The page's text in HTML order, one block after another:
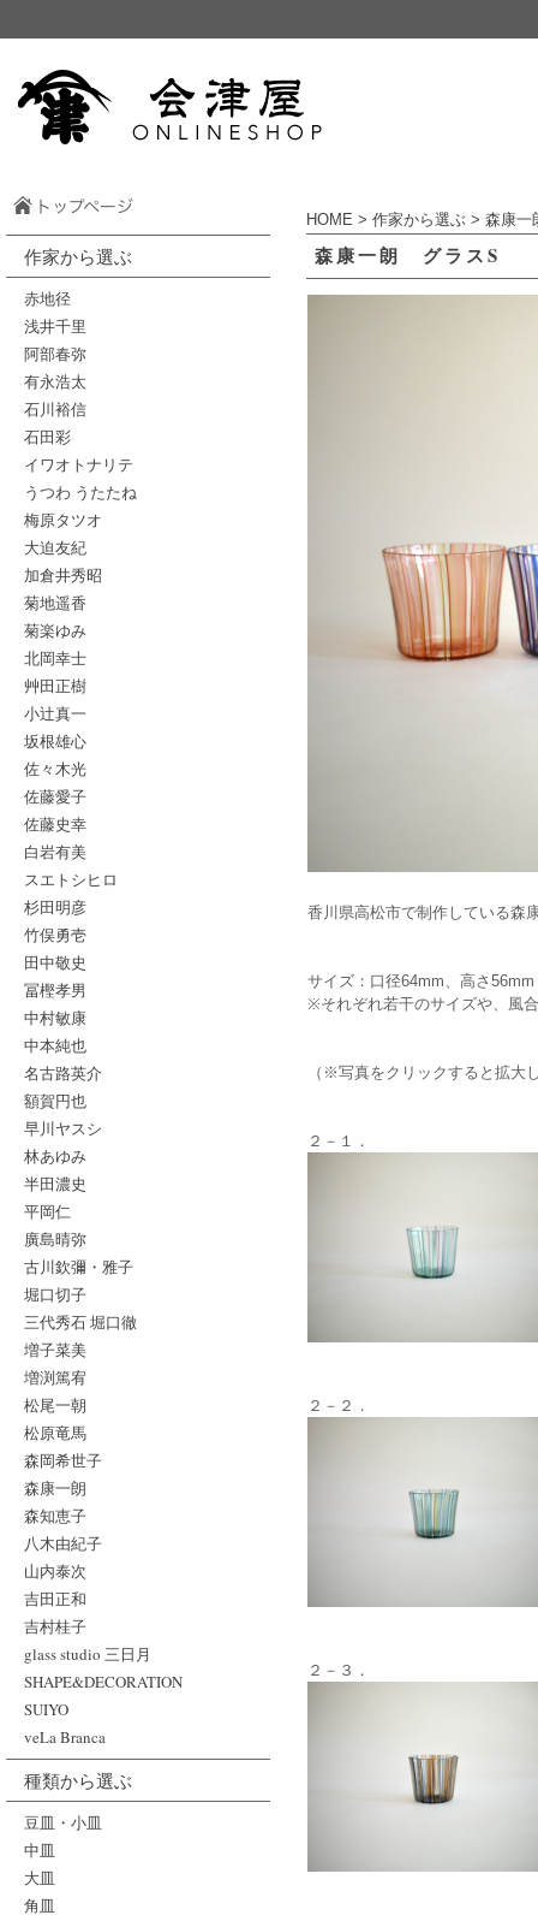
作家から選ぶ
赤地径
浅井千里
阿部春弥
有永浩太
石川裕信
石田彩
イワオトナリテ
うつわ うたたね
梅原タツオ
大迫友紀
加倉井秀昭
菊地遥香
菊楽ゆみ
北岡幸士
艸田正樹
小辻真一
坂根雄心
佐々木光
佐藤愛子
佐藤史幸
白岩有美
スエトシヒロ
杉田明彦
竹俣勇壱
田中敬史
冨樫孝男
中村敏康
中本純也
名古路英介
額賀円也
早川ヤスシ
林あゆみ
半田濃史
平岡仁
廣島晴弥
古川欽彌・雅子
堀口切子
三代秀石 堀口徹
増子菜美
増渕篤宥
松尾一朝
松原竜馬
森岡希世子
森康一朗
森知恵子
八木由紀子
山内泰次
吉田正和
吉村桂子
glass studio 三日月
SHAPE&DECORATION
SUIYO
veLa Branca
種類から選ぶ
豆皿・小皿
中皿
大皿
角皿
HOME > 作家から選ぶ > 森康一
森康一朗 グラスS
香川県高松市で制作している森
サイズ：口径64mm、高さ56mm
※それぞれ若干のサイズや、風
（※写真をクリックすると拡大
２－１．
２－２．
２－３．